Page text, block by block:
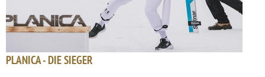
PLANICA - DIE SIEGER